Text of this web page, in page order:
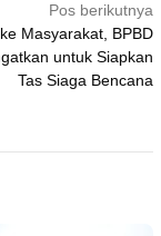
Pos berikutnya
Masyarakat, BPBD
untuk Siapkan
Tas Siaga Bencana